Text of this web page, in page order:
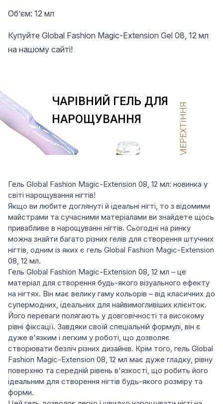
Об’єм: 12 мл
Купуйте Global Fashion Magic-Extension Gel 08, 12 мл
на нашому сайті!
Гель Global Fashion Magic-Extension 08, 12 мл: новинка у
світі нарощування нігтів!
Якщо ви любите доглянуті й ідеальні нігті, то з відомими
майстрами та сучасними матеріалами ви знайдете щось
привабливе в нарощуванні нігтів. Сьогодні на ринку
можна знайти багато різних гелів для створення штучних
нігтів, одним із яких є гель Global Fashion Magic-Extension
08, 12 мл.
Гель Global Fashion Magic-Extension 08, 12 мл – це
матеріал для створення будь-якого візуального ефекту
на нігтях. Він має велику гаму кольорів – від класичних до
супермодних, ідеальних для найвимогливіших клієнток.
Його переваги полягають у довговічності та високому
рівні фіксації. Завдяки своїй спеціальній формулі, він є
дуже в'язким і легким у роботі, що дозволяє
створювати безліч різних дизайнів. Крім того, гель Global
Fashion Magic-Extension 08, 12 мл має дуже гладку, рівну
поверхню та середній рівень в'язкості, що робить його
ідеальним для створення нігтів будь-якого розміру та
форми.